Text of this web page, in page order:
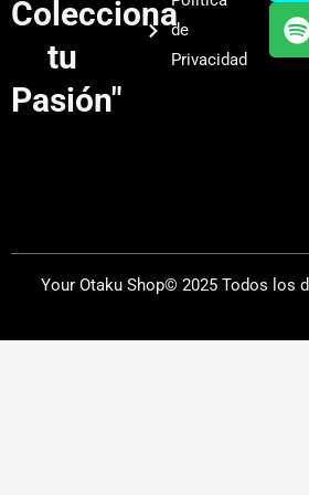
Colecciona
tu
Pasión"
de
Privacidad
e
r
y
Your Otaku Shop© 2025 Todos los